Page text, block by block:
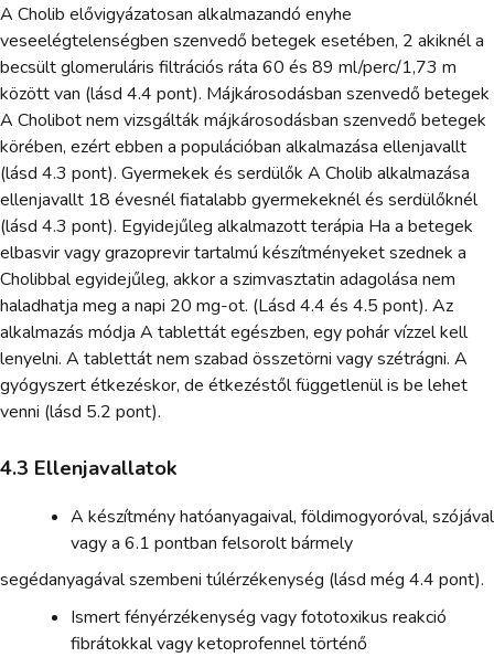
A Cholib elővigyázatosan alkalmazandó enyhe
veseelégtelenségben szenvedő betegek esetében, 2 akiknél a
becsült glomeruláris filtrációs ráta 60 és 89 ml/perc/1,73 m
között van (lásd 4.4 pont). Májkárosodásban szenvedő betegek
A Cholibot nem vizsgálták májkárosodásban szenvedő betegek
körében, ezért ebben a populációban alkalmazása ellenjavallt
(lásd 4.3 pont). Gyermekek és serdülők A Cholib alkalmazása
ellenjavallt 18 évesnél fiatalabb gyermekeknél és serdülőknél
(lásd 4.3 pont). Egyidejűleg alkalmazott terápia Ha a betegek
elbasvir vagy grazoprevir tartalmú készítményeket szednek a
Cholibbal egyidejűleg, akkor a szimvasztatin adagolása nem
haladhatja meg a napi 20 mg-ot. (Lásd 4.4 és 4.5 pont). Az
alkalmazás módja A tablettát egészben, egy pohár vízzel kell
lenyelni. A tablettát nem szabad összetörni vagy szétrágni. A
gyógyszert étkezéskor, de étkezéstől függetlenül is be lehet
venni (lásd 5.2 pont).
4.3 Ellenjavallatok
A készítmény hatóanyagaival, földimogyoróval, szójával
vagy a 6.1 pontban felsorolt bármely
segédanyagával szembeni túlérzékenység (lásd még 4.4 pont).
Ismert fényérzékenység vagy fototoxikus reakció
fibrátokkal vagy ketoprofennel történő